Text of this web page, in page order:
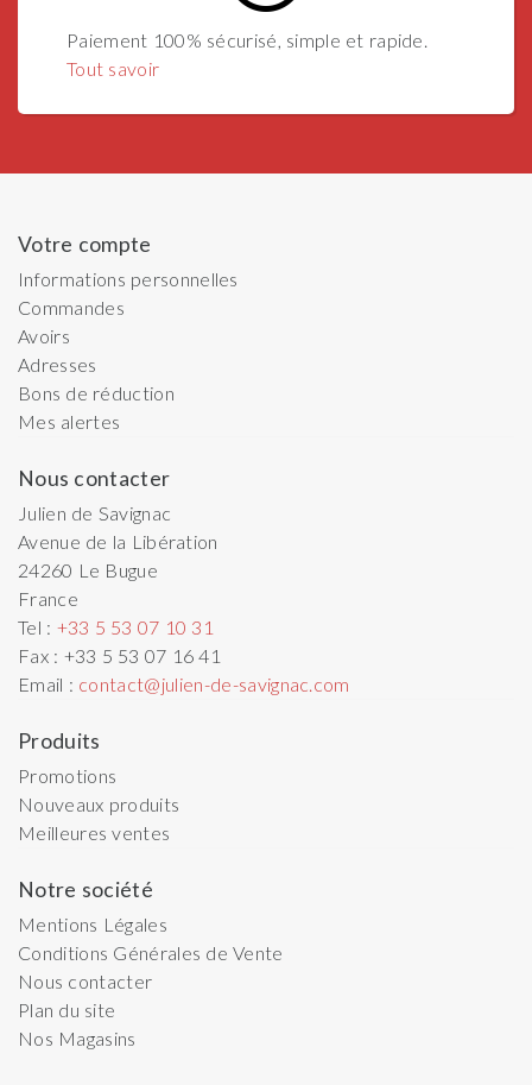
Paiement 100% sécurisé, simple et rapide.
Tout savoir
Votre compte
Informations personnelles
Commandes
Avoirs
Adresses
Bons de réduction
Mes alertes
Nous contacter
Julien de Savignac
Avenue de la Libération
24260 Le Bugue
France
Tel : +33 5 53 07 10 31
Fax : +33 5 53 07 16 41
Email : contact@julien-de-savignac.com
Produits
Promotions
Nouveaux produits
Meilleures ventes
Notre société
Mentions Légales
Conditions Générales de Vente
Nous contacter
Plan du site
Nos Magasins